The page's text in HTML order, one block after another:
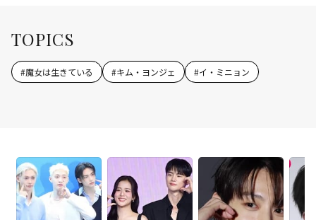
TOPICS
#魔女は生きている #キム・ヨンジェ #イ・ミニョン